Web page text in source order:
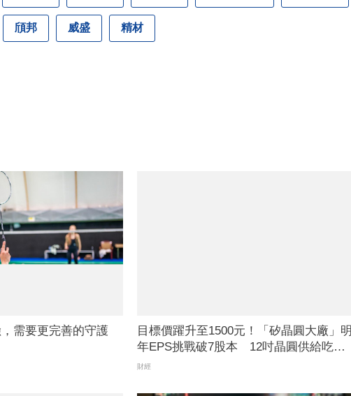
頎邦 威盛 精材
需要更完善的守護
目標價躍升至1500元！「矽晶圓大廠」明
年EPS挑戰破7股本 12吋晶圓供給吃緊
有望受惠
財經